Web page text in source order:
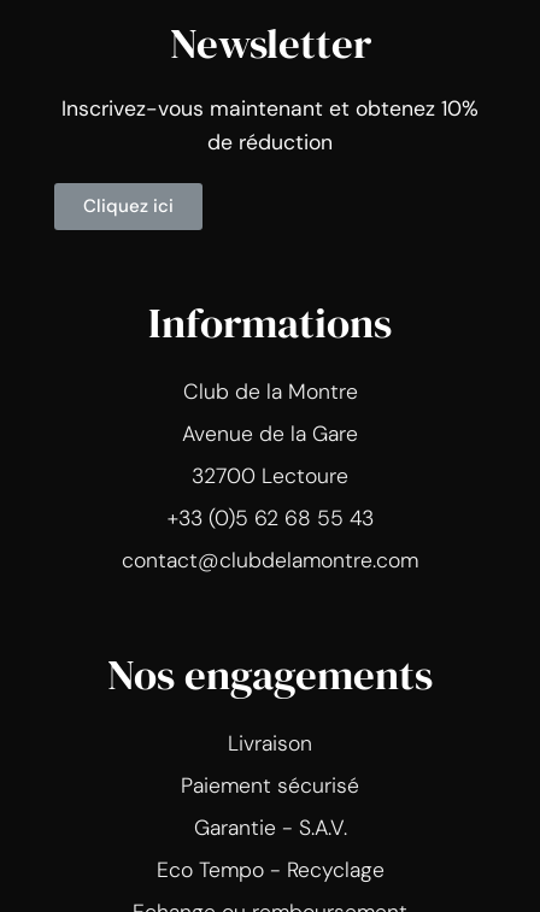
Newsletter
Inscrivez-vous maintenant et obtenez 10%
de réduction
Cliquez ici
Informations
Club de la Montre
Avenue de la Gare
32700 Lectoure
+33 (0)5 62 68 55 43
contact@clubdelamontre.com
Nos engagements
Livraison
Paiement sécurisé
Garantie - S.A.V.
Eco Tempo - Recyclage